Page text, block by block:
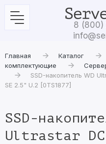
8 (800)
Главная Каталог
комплектующие
SSD-накопитель WD
SE 2.5" U.2 [0TS1877]
SSD-
Ultrastar DC